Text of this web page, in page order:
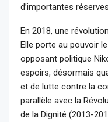
d’importantes
En 2018, une
Elle porte au pouvoir
opposant politique
espoirs, désormais
et de lutte contre la
parallèle avec la
de la Dignité (2013-